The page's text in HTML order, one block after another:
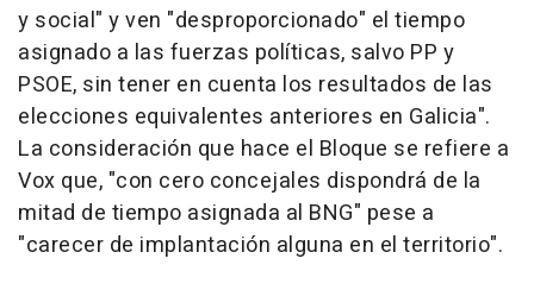
y social" y ven "desproporcionado" el tiempo
asignado a las fuerzas políticas, salvo PP y
PSOE, sin tener en cuenta los resultados de las
elecciones equivalentes anteriores en Galicia".
La consideración que hace el Bloque se refiere a
Vox que, "con cero concejales dispondrá de la
mitad de tiempo asignada al BNG" pese a
"carecer de implantación alguna en el territorio".